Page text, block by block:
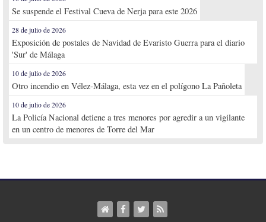
Se suspende el Festival Cueva de Nerja para este 2026
28 de julio de 2026
Exposición de postales de Navidad de Evaristo Guerra para el diario
'Sur' de Málaga
10 de julio de 2026
Otro incendio en Vélez-Málaga, esta vez en el polígono La Pañoleta
10 de julio de 2026
La Policía Nacional detiene a tres menores por agredir a un vigilante
en un centro de menores de Torre del Mar